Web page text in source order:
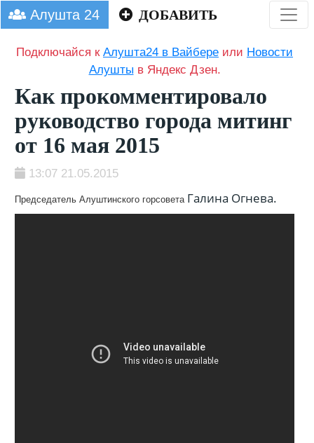
Алушта 24 ДОБАВИТЬ
Подключайся кАлушта24 в Вайбере или Новости
Алушты в Яндекс Дзен.
Как прокомментировало
руководство города митинг
от 16 мая 2015
13:07 21.05.2015
Председатель Алуштинского горсоветаГалина Огнева.